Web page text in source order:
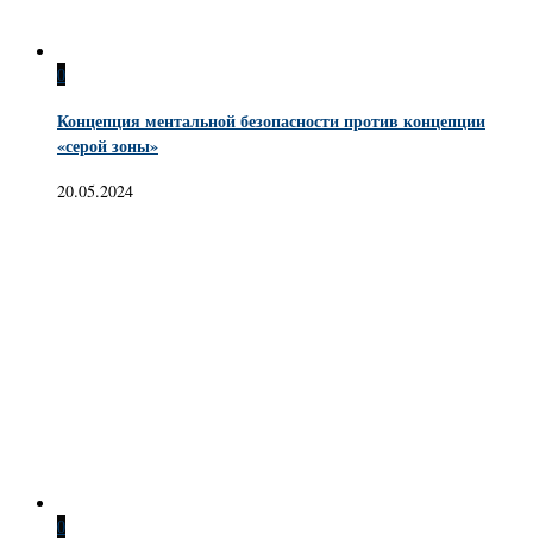
0
Концепция ментальной безопасности против концепции
«серой зоны»
20.05.2024
0